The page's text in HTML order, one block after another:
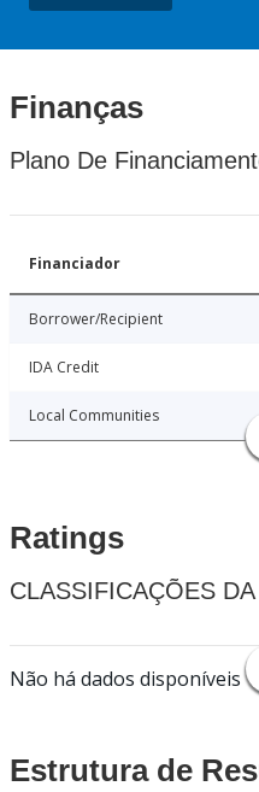
Finanças
Plano De
Financiador
Borrower/Recipient
IDA Credit
Local Communities
Ratings
CLASSIFICAÇÕES
Não há dados disponíveis
Estrutura de